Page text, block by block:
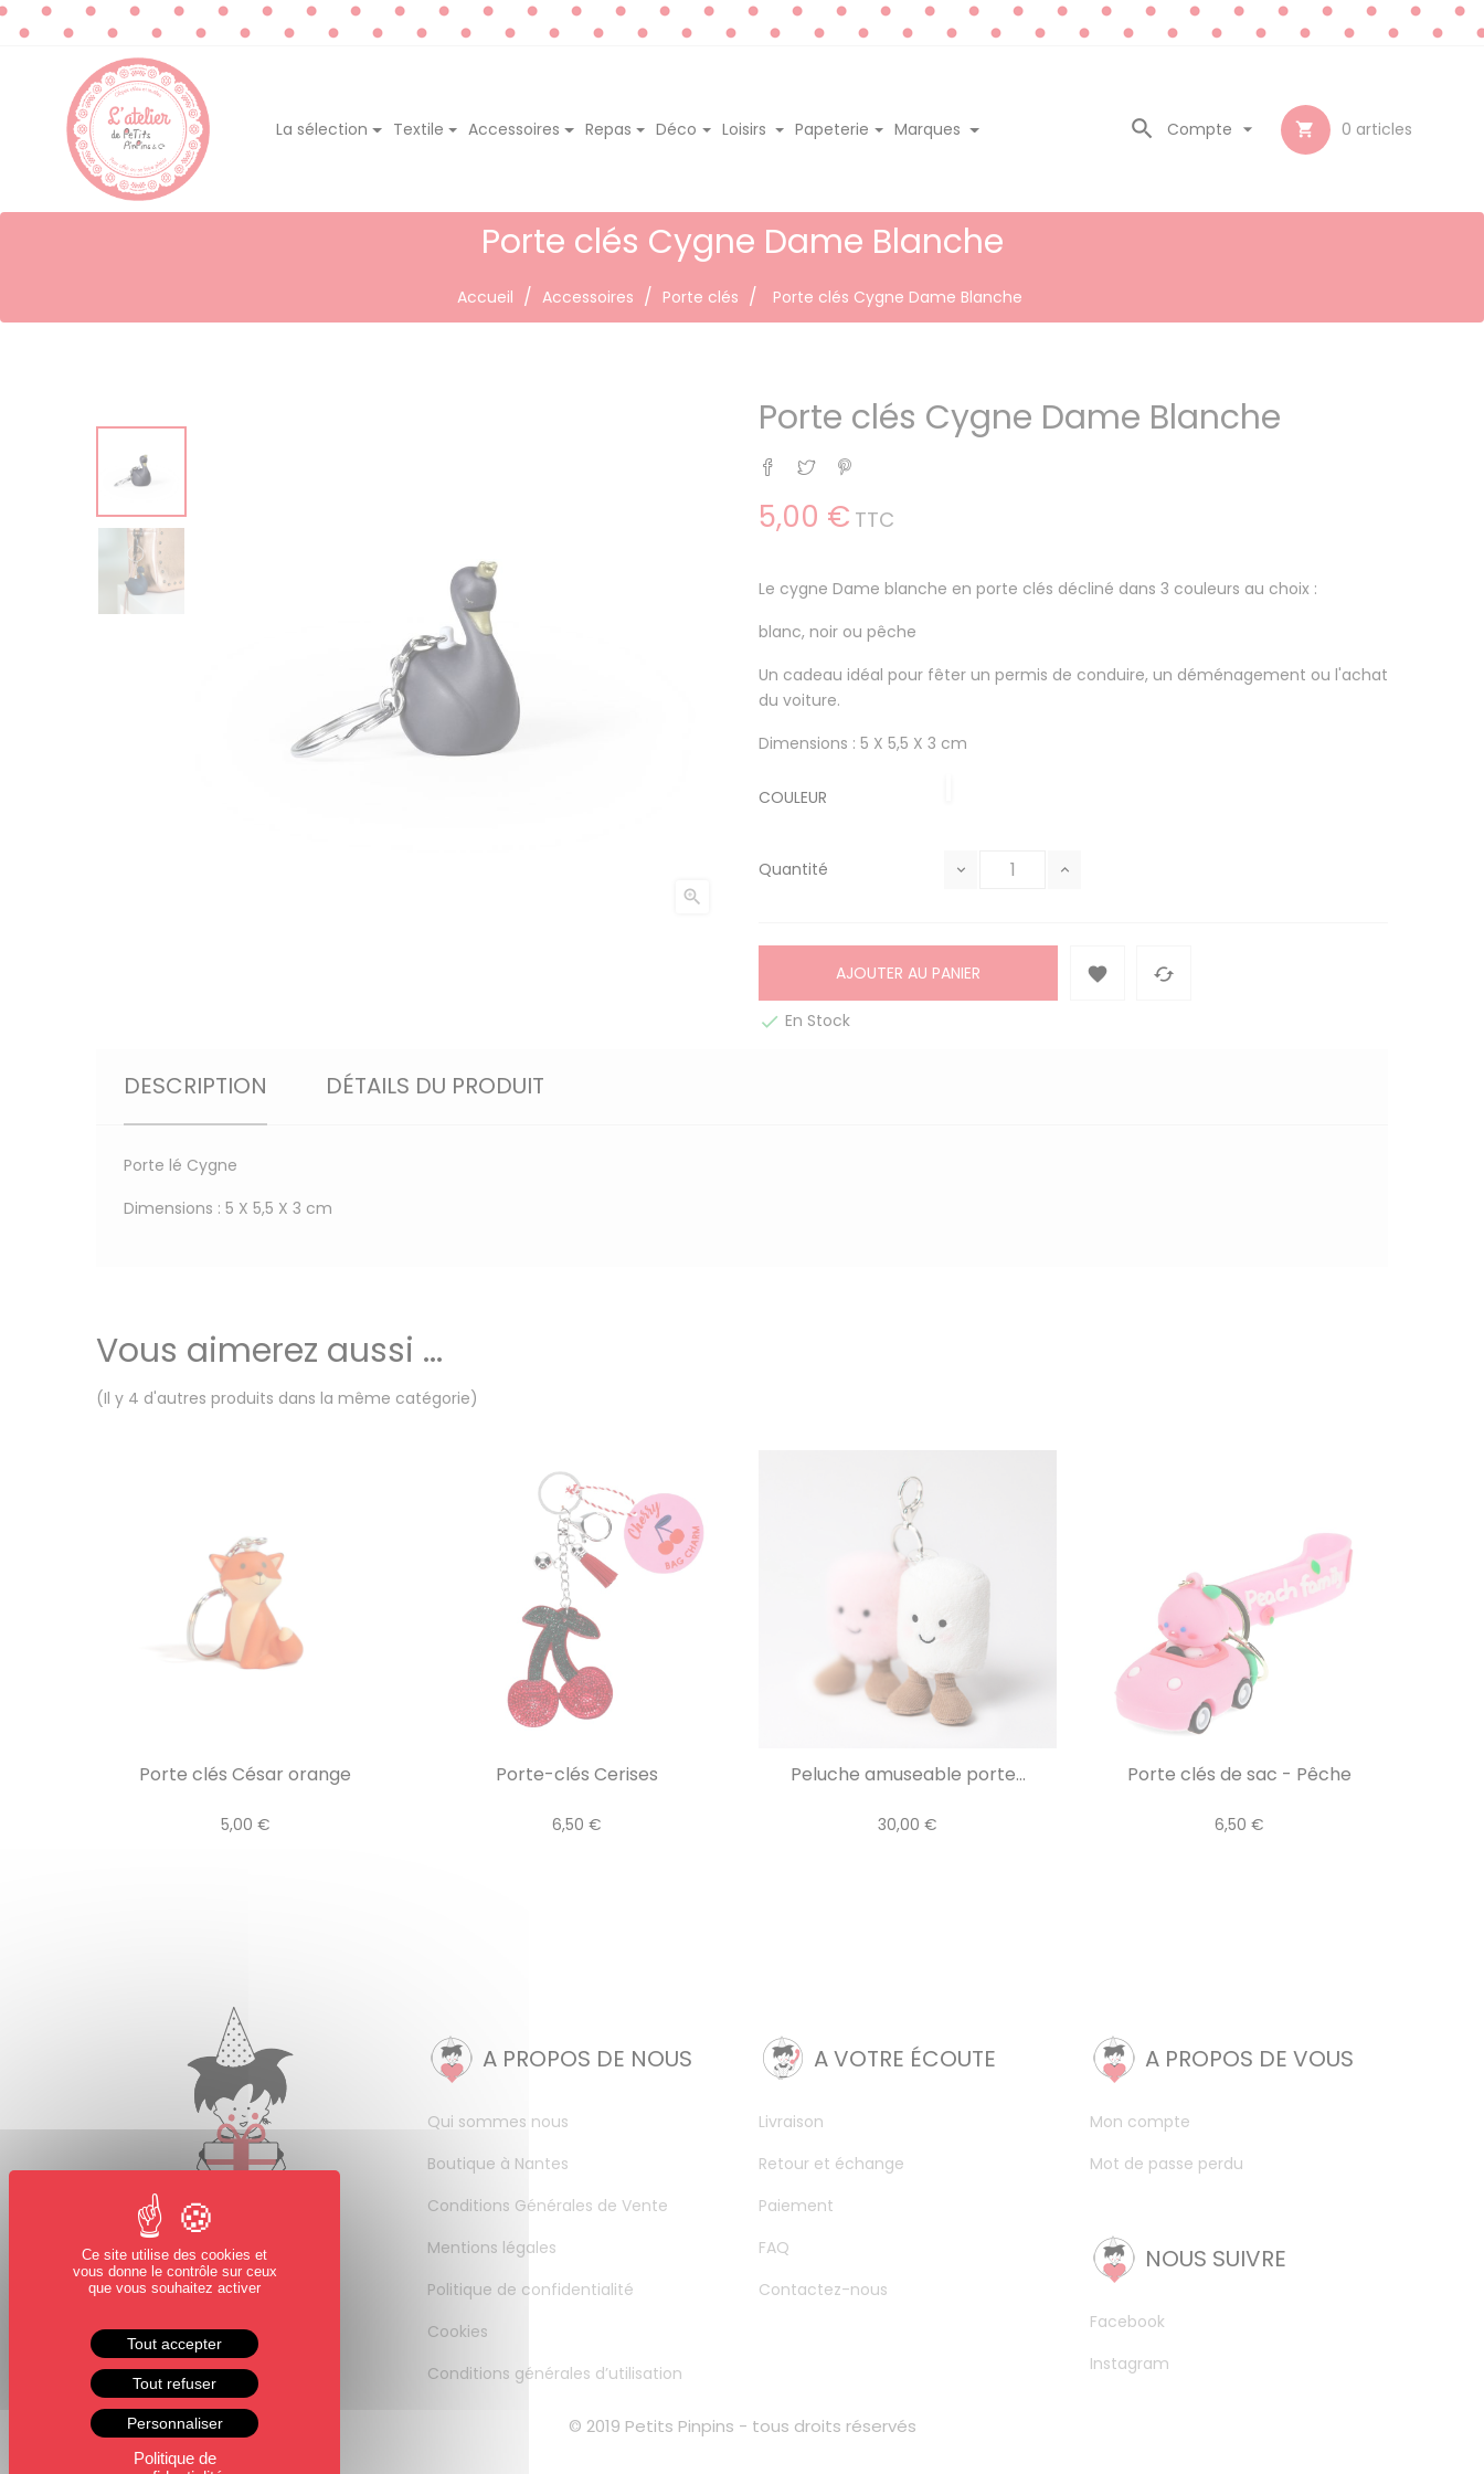
La sélection Textile Accessoires Repas Déco Loisirs Papeterie Marques  0 articles
Compte 

Porte clés Cygne Dame Blanche
Accueil Accessoires Porte clés Porte clés Cygne Dame Blanche

Porte clés Cygne Dame Blanche
Partager
Tweet
5,00 € TTC
Le cygne Dame blanche en porte clés décliné dans 3 couleurs au choix :
blanc, noir ou pêche
Un cadeau idéal pour fêter un permis de conduire, un déménagement ou l'achat
du voiture.
Dimensions : 5 X 5,5 X 3 cm
COULEUR
Quantité
AJOUTER AU PANIER  
 En Stock
DESCRIPTION DÉTAILS DU PRODUIT
Porte lé Cygne
Dimensions : 5 X 5,5 X 3 cm
Vous aimerez aussi ...
(Il y 4 d'autres produits dans la même catégorie)
Porte clés César orange
5,00 €
Porte-clés Cerises
6,50 €
Peluche amuseable porte...
30,00 €
Porte clés de sac - Pêche
6,50 €
A PROPOS DE NOUS
Qui sommes nous
Boutique à Nantes
Conditions Générales de Vente
Mentions légales
Politique de confidentialité
Cookies
Conditions générales d’utilisation
A VOTRE ÉCOUTE
Livraison
Retour et échange
Paiement
FAQ
Contactez-nous
A PROPOS DE VOUS
Mon compte
Mot de passe perdu
NOUS SUIVRE
Facebook
Instagram
© 2019 Petits Pinpins - tous droits réservés
Ce site utilise des cookies et
vous donne le contrôle sur ceux
que vous souhaitez activer
Tout accepter
Tout refuser
Personnaliser
Politique de